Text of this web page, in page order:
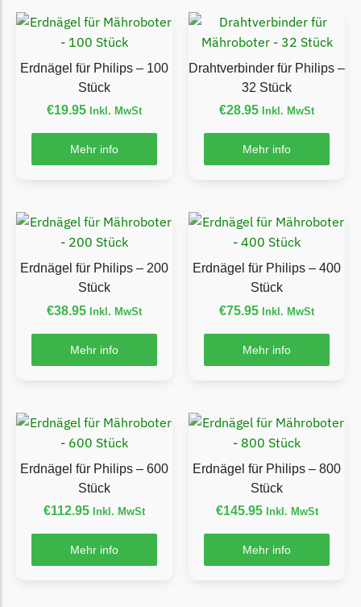
Eufy
Eufy Messer
Ferrex
Florabest
Begrenzungsdraht
Fuxtec
Fuxtec Messer
Garden Feelings Messer
Begrenzungsdraht
Greenworks
Begrenzungsdraht
Erdnägel für Philips – 100
Stück
€19.95 Inkl. MwSt
Mehr info
Drahtverbinder für Philips –
32 Stück
€28.95 Inkl. MwSt
Mehr info
Erdnägel für Philips – 200
Stück
€38.95 Inkl. MwSt
Mehr info
Erdnägel für Philips – 400
Stück
€75.95 Inkl. MwSt
Mehr info
Erdnägel für Philips – 600
Stück
€112.95 Inkl. MwSt
Mehr info
Erdnägel für Philips – 800
Stück
€145.95 Inkl. MwSt
Mehr info